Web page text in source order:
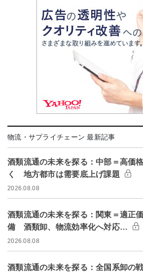
物流・サプライチェーン 最新記事
酒類流通の未来を探る：中部＝高価
く 地方都市は需要底上げ課題
2026.08.08
酒類流通の未来を探る：関東＝適正
備 酒類卸、物流効率化へ対応…
2026.08.08
酒類流通の未来を探る：全国系卸の